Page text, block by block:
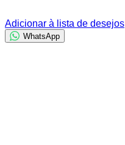
Adicionar à lista de desejos
WhatsApp